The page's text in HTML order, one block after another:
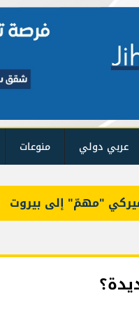
عربي دولي منوعات
"مهمّ" إلى بيروت